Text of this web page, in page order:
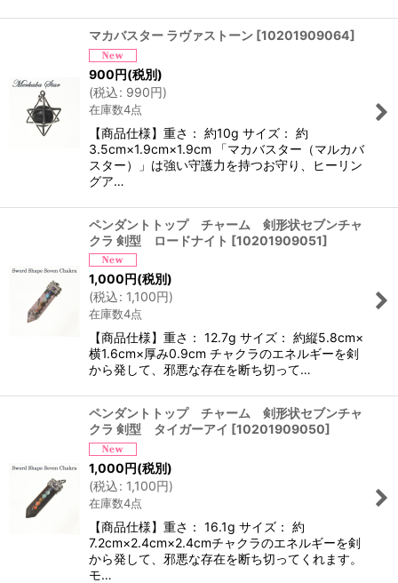
マカバスター ラヴァストーン [10201909064]
900円(税別)
(税込: 990円)
在庫数4点
【商品仕様】重さ： 約10g サイズ： 約
3.5cm×1.9cm×1.9cm 「マカバスター（マルカバ
スター）」は強い守護力を持つお守り、ヒーリン
グア…
ペンダントトップ チャーム 剣形状セブンチャ
クラ 剣型 ロードナイト [10201909051]
1,000円(税別)
(税込: 1,100円)
在庫数4点
【商品仕様】重さ： 12.7g サイズ： 約縦5.8cm×
横1.6cm×厚み0.9cm チャクラのエネルギーを剣
から発して、邪悪な存在を断ち切って…
ペンダントトップ チャーム 剣形状セブンチャ
クラ 剣型 タイガーアイ [10201909050]
1,000円(税別)
(税込: 1,100円)
在庫数4点
【商品仕様】重さ： 16.1g サイズ： 約
7.2cm×2.4cm×2.4cmチャクラのエネルギーを剣
から発して、邪悪な存在を断ち切ってくれます。
モ…